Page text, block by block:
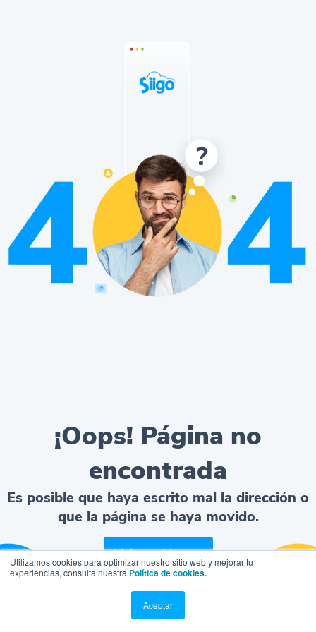
Utilizamos cookies para optimizar nuestro sitio web y mejorar tu
experiencias, consulta nuestra Política de cookies.
Aceptar
¡Oops! Página no
encontrada
Es posible que haya escrito mal la dirección o
que la página se haya movido.
Volver al home